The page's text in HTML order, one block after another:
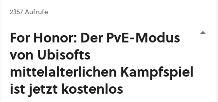
2357 Aufrufe
For Honor: Der PvE-Modus
von Ubisofts
mittelalterlichen Kampfspiel
ist jetzt kostenlos